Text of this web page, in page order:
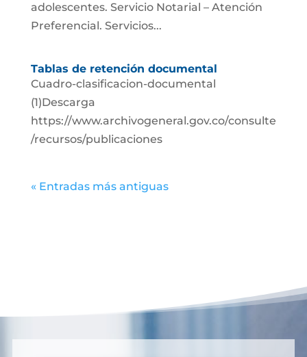
adolescentes. Servicio Notarial – Atención
Preferencial. Servicios...
Tablas de retención documental
Cuadro-clasificacion-documental
(1)Descarga
https://www.archivogeneral.gov.co/consulte
/recursos/publicaciones
« Entradas más antiguas